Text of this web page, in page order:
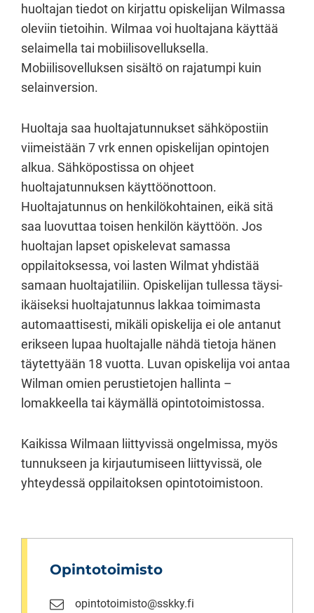
huoltajan tiedot on kirjattu opiskelijan Wilmassa
oleviin tietoihin. Wilmaa voi huoltajana käyttää
selaimella tai mobiilisovelluksella.
Mobiilisovelluksen sisältö on rajatumpi kuin
selainversion.
Huoltaja saa huoltajatunnukset sähköpostiin
viimeistään 7 vrk ennen opiskelijan opintojen
alkua. Sähköpostissa on ohjeet
huoltajatunnuksen käyttöönottoon.
Huoltajatunnus on henkilökohtainen, eikä sitä
saa luovuttaa toisen henkilön käyttöön. Jos
huoltajan lapset opiskelevat samassa
oppilaitoksessa, voi lasten Wilmat yhdistää
samaan huoltajatiliin. Opiskelijan tullessa täysi-
ikäiseksi huoltajatunnus lakkaa toimimasta
automaattisesti, mikäli opiskelija ei ole antanut
erikseen lupaa huoltajalle nähdä tietoja hänen
täytettyään 18 vuotta. Luvan opiskelija voi antaa
Wilman omien perustietojen hallinta –
lomakkeella tai käymällä opintotoimistossa.
Kaikissa Wilmaan liittyvissä ongelmissa, myös
tunnukseen ja kirjautumiseen liittyvissä, ole
yhteydessä oppilaitoksen opintotoimistoon.
Opintotoimisto
opintotoimisto@sskky.fi